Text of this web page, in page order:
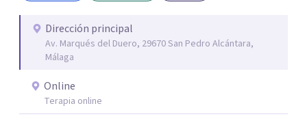
Dirección principal
Av. Marqués del Duero, 29670 San Pedro Alcántara,
Málaga
Online
Terapia online